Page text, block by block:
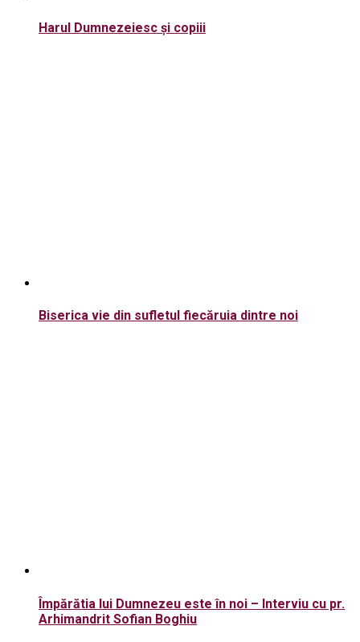
Harul Dumnezeiesc și copiii
Biserica vie din sufletul fiecăruia dintre noi
Împărătia lui Dumnezeu este în noi – Interviu cu pr.
Arhimandrit Sofian Boghiu